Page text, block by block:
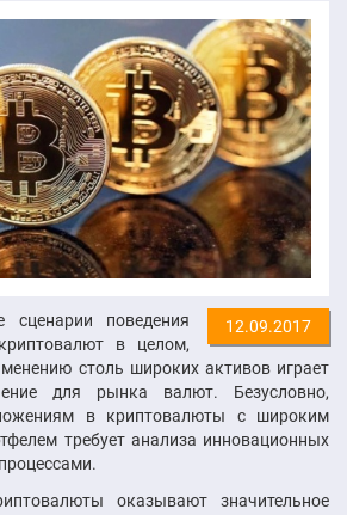
12.09.2017
поведения
в целом,
столь широких активов играет
для рынка валют. Безусловно,
в криптовалюты с широким
требует анализа инновационных
оказывают значительное